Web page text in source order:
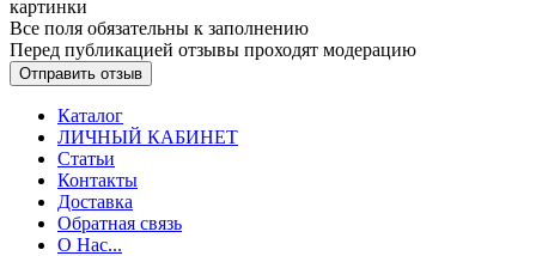
картинки
Все поля обязательны к заполнению
Перед публикацией отзывы проходят модерацию
Каталог
ЛИЧНЫЙ КАБИНЕТ
Статьи
Контакты
Доставка
Обратная связь
О Нас...